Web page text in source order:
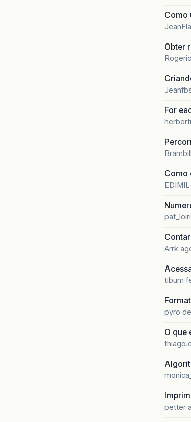
Como
JeanFla
Obter
Rogerio
For
Como
EDIMIL
Arrk
tibum
pyro
O que
petter